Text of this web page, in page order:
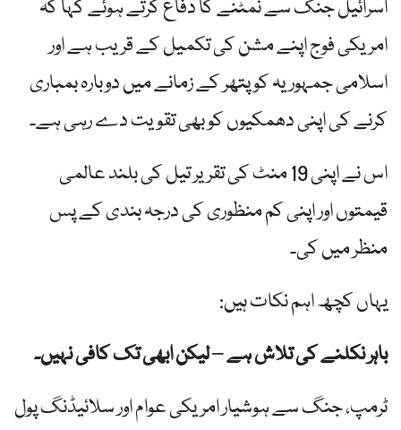
اسرائیل جنگ سے نمٹنے کا دفاع کرتے ہوئے کہا کہ
امریکی فوج اپنے مشن کی تکمیل کے قریب ہے اور
اسلامی جمہوریہ کو پتھر کے زمانے میں دوبارہ بمباری
کرنے کی اپنی دھمکیوں کو بھی تقویت دے رہی ہے۔
اس نے اپنی 19 منٹ کی تقریر تیل کی بلند عالمی
قیمتوں اور اپنی کم منظوری کی درجہ بندی کے پس
منظر میں کی۔
یہاں کچھ اہم نکات ہیں:
باہر نکلنے کی تلاش ہے – لیکن ابھی تک کافی نہیں۔
ٹرمپ، جنگ سے ہوشیار امریکی عوام اور سلائیڈنگ پول